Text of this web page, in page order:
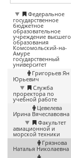
Федеральное
государственное
бюджетное
образовательное
учреждение высшего
образования
Комсомольский-на-
Амуре
государственный
университет
Григорьев Ян
Юрьевич
Служба
проректора по
учебной работе
Цевелева
Ирина Вячеславовна
Факультет
авиационной и
морской техники
Грязнова
Наталья Николаевна